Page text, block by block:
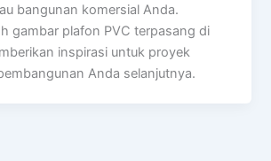
bangunan komersial Anda.
gambar plafon PVC terpasang di
inspirasi untuk proyek
Anda selanjutnya.